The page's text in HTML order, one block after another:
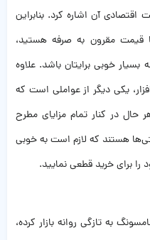
آن اشاره کرد. بنابراین
قیمت مقرون به صرفه هستید،
خوبی برایتان باشد. علاوه
یکی دیگر از عواملی است که
در کنار تمام مزایای مطرح
هستند که لازم است به خوبی
برای خرید قطعی نمایید.
به تازگی روانه بازار کرده،